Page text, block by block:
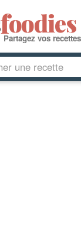
foodies
Partagez vos